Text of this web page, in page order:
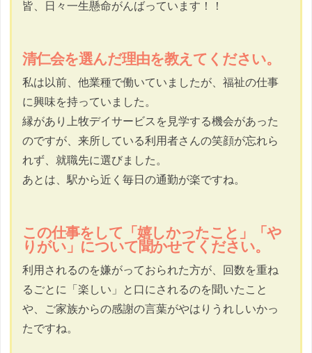
皆、日々一生懸命がんばっています！！
清仁会を選んだ理由を教えてください。
私は以前、他業種で働いていましたが、福祉の仕事
に興味を持っていました。
縁があり上牧デイサービスを見学する機会があった
のですが、来所している利用者さんの笑顔が忘れら
れず、就職先に選びました。
あとは、駅から近く毎日の通勤が楽ですね。
この仕事をして「嬉しかったこと」「や
りがい」について聞かせてください。
利用されるのを嫌がっておられた方が、回数を重ね
るごとに「楽しい」と口にされるのを聞いたこと
や、ご家族からの感謝の言葉がやはりうれしいかっ
たですね。